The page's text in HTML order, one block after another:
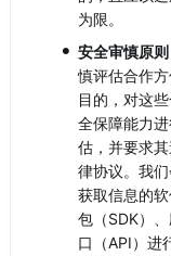
为限。
• 安全审慎原
慎评估合作
目的，对这
全保障能力
估，并要求
律协议。我
获取信息的
包（SDK）
口（API）进